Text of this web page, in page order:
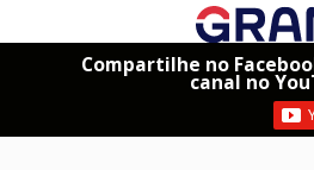
Compartilhe no
canal no